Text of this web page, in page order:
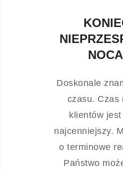
Doskonale
czasu. Czas
klientów
najcenniejszy.
o terminowe
Państwo